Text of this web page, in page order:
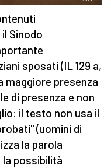
il Sinodo
sposati (IL 129 a,
maggiore presenza
di presenza e non
il testo non usa il
(uomini di
la parola
la possibilità